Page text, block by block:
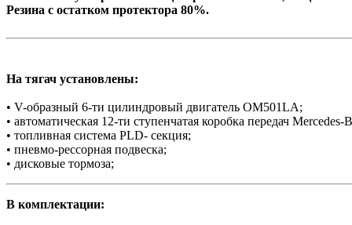
Резина с остатком протектора 80%.
На тягач установлены:
• V-образный 6-ти цилиндровый двигатель OM501LA;
• автоматическая 12-ти ступенчатая коробка передач Mercedes-
• топливная система PLD- секция;
• пневмо-рессорная подвеска;
• дисковые тормоза;
В комплектации: